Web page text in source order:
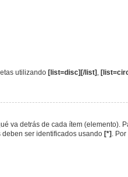
utilizando [list=disc][/list]
va detrás de cada ítem (elemento).
ser identificados usando [*] .